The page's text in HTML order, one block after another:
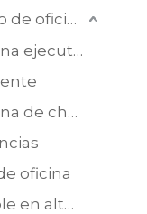
Serie de escritorio de oficina
Escritorio de oficina ejecutiva
Escritorio de oficina de chapa de MDF
oficina
Escritorio ajustable en altura